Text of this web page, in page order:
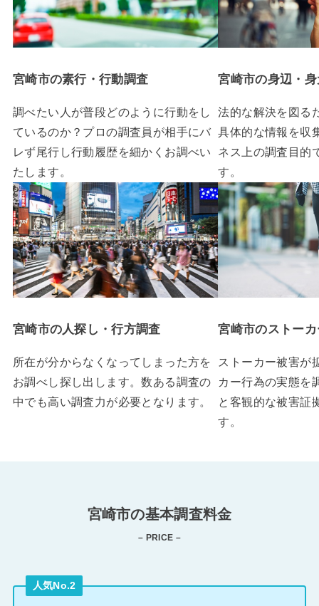
宮崎市の素行・行動調査
調べたい人が普段どのように行動をし
ているのか？プロの調査員が相手にバ
レず尾行し行動履歴を細かくお調べい
たします。
宮崎市の身辺・
法的な解決を図る
具体的な情報を収
ネス上の調査目的
す。
宮崎市の人探し・行方調査
所在が分からなくなってしまった方を
お調べし探し出します。数ある調査の
中でも高い調査力が必要となります。
宮崎市のストー
ストーカー被害が
カー行為の実態を
と客観的な被害証
す。
宮崎市の基本調査料金
– PRICE –
人気No.2